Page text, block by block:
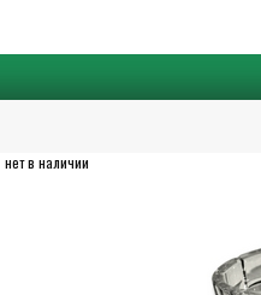
нет в наличии